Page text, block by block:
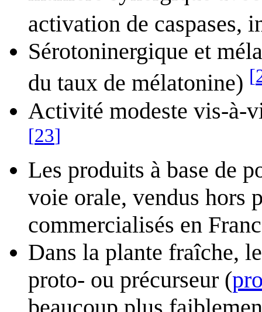
activation de caspases,
Sérotoninergique et
du taux de mélatonine) [
Activité modeste vis-à-
[23]
Les produits à base de
voie orale, vendus hors
commercialisés en
Dans la plante fraîche,
proto- ou précurseur (